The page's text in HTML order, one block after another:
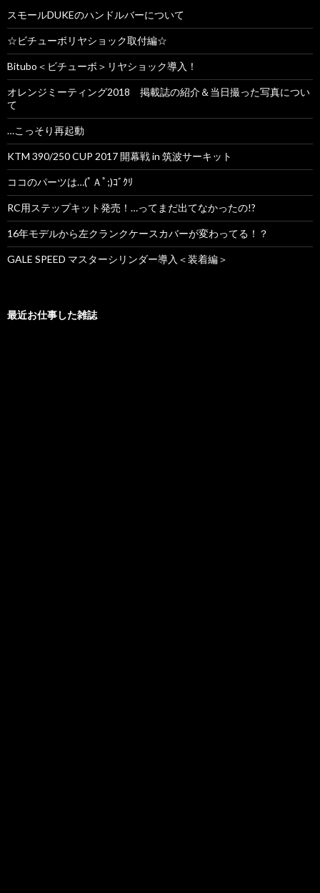
スモールDUKEのハンドルバーについて
☆ビチューボリヤショック取付編☆
Bitubo＜ビチューボ＞リヤショック導入！
オレンジミーティング2018 掲載誌の紹介＆当日撮った写真につい
て
…こっそり再起動
KTM 390/250 CUP 2017 開幕戦 in 筑波サーキット
ココのパーツは…(ﾟＡﾟ;)ｺﾞｸﾘ
RC用ステップキット発売！…ってまだ出てなかったの!?
16年モデルから左クランクケースカバーが変わってる！？
GALE SPEED マスターシリンダー導入＜装着編＞
最近お仕事した雑誌